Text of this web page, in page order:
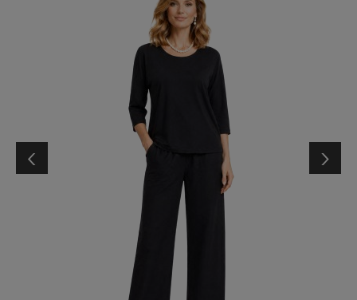
‹ ›